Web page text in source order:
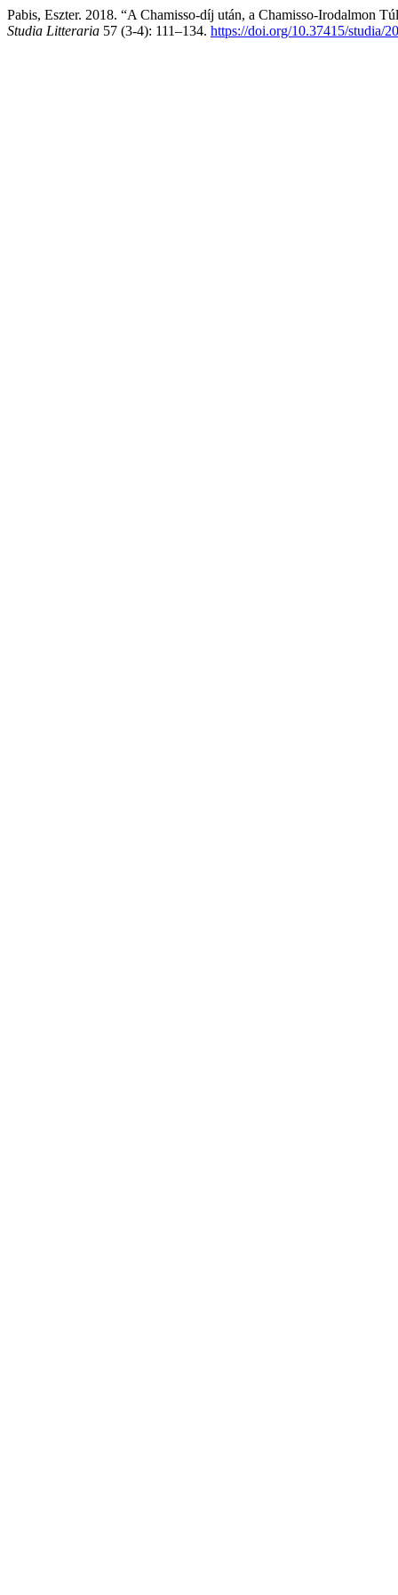
Pabis, Eszter. 2018. “A Chamisso-díj után, a Chamisso-Irodalmon
Studia Litteraria 57 (3-4): 111–134. https://doi.org/10.37415/studia/